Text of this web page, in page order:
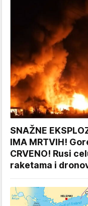
SNAŽNE
IMA MRTVIH!
CRVENO! Rusi
raketama i